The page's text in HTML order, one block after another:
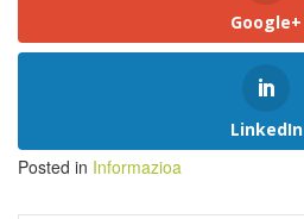
Google+
LinkedIn
Posted in Informazioa